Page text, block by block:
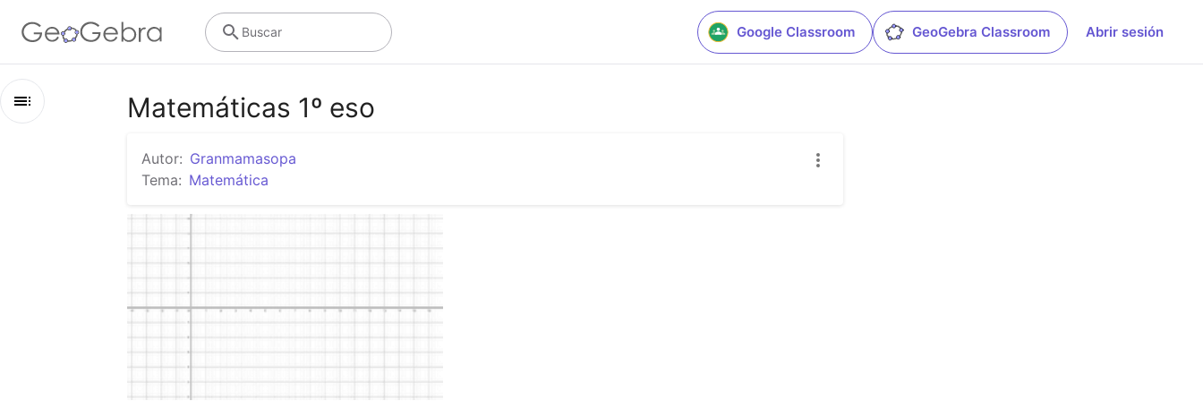
Google Classroom GeoGebra Classroom Abrir sesión
Buscar
Matemáticas 1º eso
números naturales
Representación de funciones
Matemáticas 1º eso
Autor: Granmamasopa
Tema: Matemática